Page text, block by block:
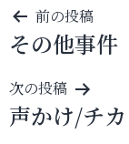
投
稿
ナ
ビ
ゲ
前の投稿
その他事件
次の投稿
声かけ/チ